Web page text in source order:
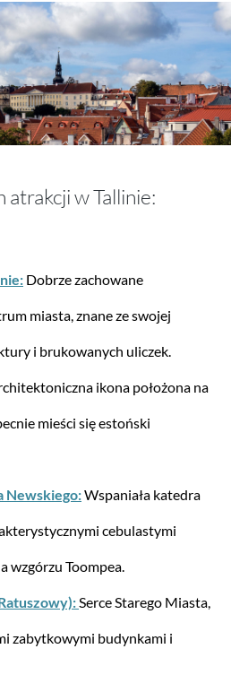
Stollbag Edition –
atrakcji w Tallinie:
Dobrze zachowane
miasta, znane ze swojej
i brukowanych uliczek.
ikona położona na
mieści się estoński
Newskiego:Wspaniała katedra
cebulastymi
wzgórzu Toompea.
Serce Starego Miasta,
zabytkowymi budynkami i